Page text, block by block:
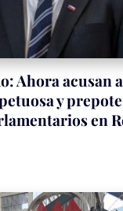
Ahora acusan
y
en